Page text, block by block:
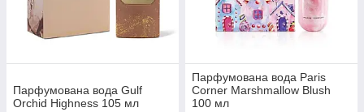
Парфумована вода Gulf
Orchid Highness 105 мл
Парфумована вода Paris
Corner Marshmallow Blush
100 мл